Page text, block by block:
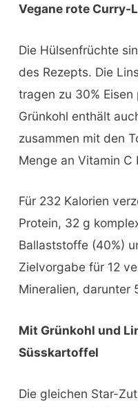
Vegane rote Curry-
Die Hülsenfrüchte
des Rezepts. Die
tragen zu 30%
Grünkohl enthält
zusammen mit den
Menge an Vitamin C
Für 232 Kalorien
Protein, 32 g
Ballaststoffe (40%)
Zielvorgabe für 12
Mineralien, darunter
Mit Grünkohl und
Süsskartoffel
Die gleichen Star-